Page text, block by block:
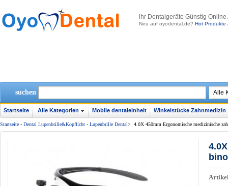
lhr Dentalgeräte Günstig
Neu auf oyodental.de? Hot Produkte
suchen
Startseite Alle Kategorien Mobile dentaleinheit Winkelstücke Zahnmedizin
Startseite - Dental Lupenbrille&Kopflicht - Lupenbrille Dental> 4.0X 450mm Ergonomische medizinische